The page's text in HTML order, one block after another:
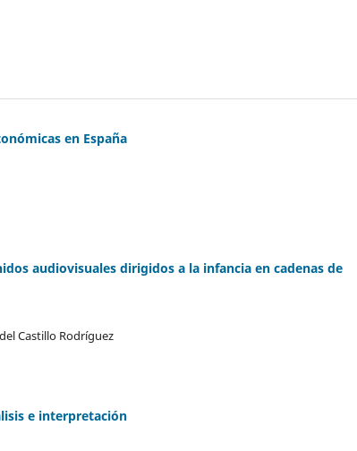
en España
audiovisuales dirigidos a la infancia en cadenas de
Castillo Rodríguez
e interpretación